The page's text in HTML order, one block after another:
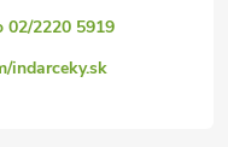
02/2220 5919
indarceky.sk